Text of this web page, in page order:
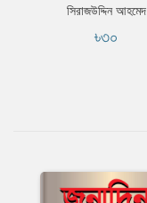
সিরাজউদ্দিন আহমেদ
৳৩০